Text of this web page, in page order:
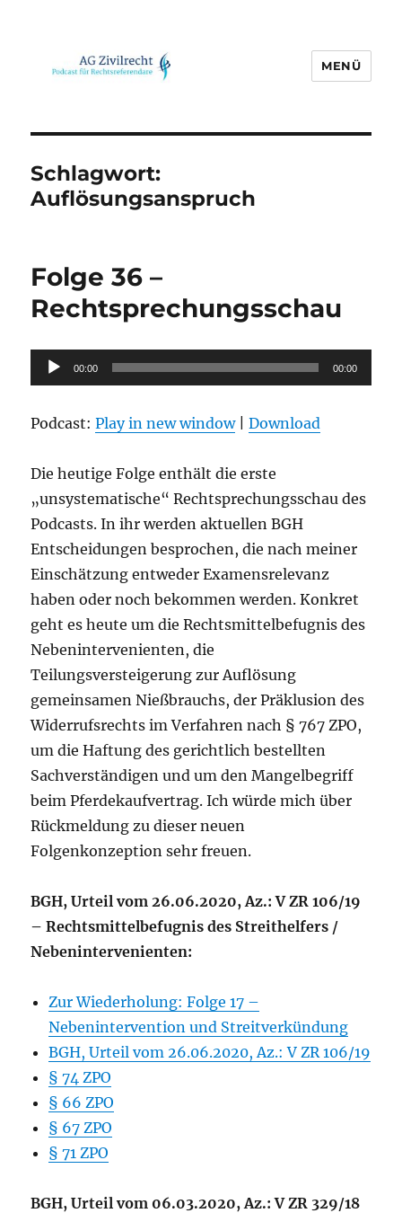
MENÜ
Schlagwort:
Auflösungsanspruch
Folge 36 –
Rechtsprechungsschau
Audio-
Player
00:00 00:00
Podcast:Play in new window|Download
Die heutige Folge enthält die erste
„unsystematische“ Rechtsprechungsschau des
Podcasts. In ihr werden aktuellen BGH
Entscheidungen besprochen, die nach meiner
Einschätzung entweder Examensrelevanz
haben oder noch bekommen werden. Konkret
geht es heute um die Rechtsmittelbefugnis des
Nebenintervenienten, die
Teilungsversteigerung zur Auflösung
gemeinsamen Nießbrauchs, der Präklusion des
Widerrufsrechts im Verfahren nach § 767 ZPO,
um die Haftung des gerichtlich bestellten
Sachverständigen und um den Mangelbegriff
beim Pferdekaufvertrag. Ich würde mich über
Rückmeldung zu dieser neuen
Folgenkonzeption sehr freuen.
BGH, Urteil vom 26.06.2020, Az.: V ZR 106/19
– Rechtsmittelbefugnis des Streithelfers /
Nebenintervenienten:
Zur Wiederholung: Folge 17 –
Nebenintervention und Streitverkündung
BGH, Urteil vom 26.06.2020, Az.: V ZR 106/19
§ 74 ZPO
§ 66 ZPO
§ 67 ZPO
§ 71 ZPO
BGH, Urteil vom 06.03.2020, Az.: V ZR 329/18